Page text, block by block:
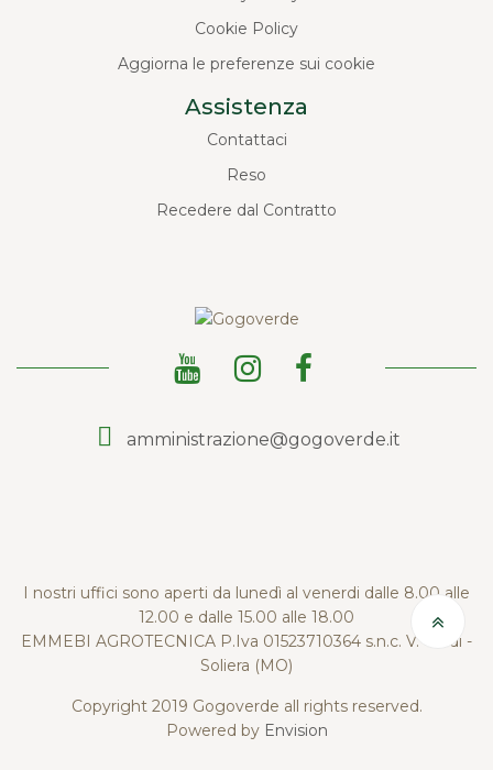
Cookie Policy
Aggiorna le preferenze sui cookie
Assistenza
Contattaci
Reso
Recedere dal Contratto
amministrazione@gogoverde.it
I nostri uffici sono aperti da lunedì al venerdi dalle 8.00 alle
12.00 e dalle 15.00 alle 18.00
EMMEBI AGROTECNICA P.Iva 01523710364 s.n.c. V. Verdi -
Soliera (MO)
Copyright 2019 Gogoverde all rights reserved.
Powered by Envision